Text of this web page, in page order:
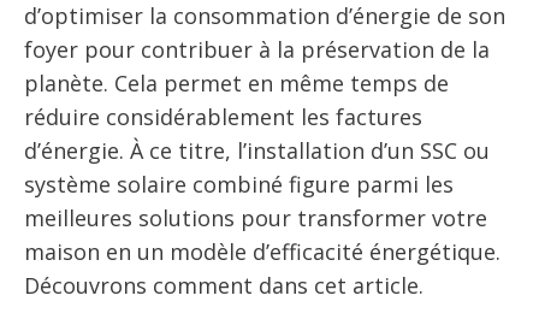
d’optimiser la consommation d’énergie de son
foyer pour contribuer à la préservation de la
planète. Cela permet en même temps de
réduire considérablement les factures
d’énergie. À ce titre, l’installation d’un SSC ou
système solaire combiné figure parmi les
meilleures solutions pour transformer votre
maison en un modèle d’efficacité énergétique.
Découvrons comment dans cet article.